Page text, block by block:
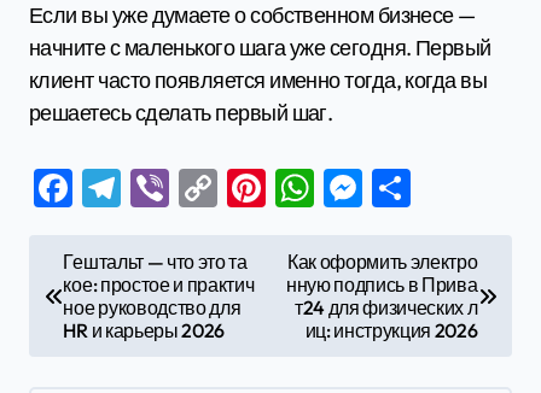
Если вы уже думаете о собственном бизнесе —
начните с маленького шага уже сегодня. Первый
клиент часто появляется именно тогда, когда вы
решаетесь сделать первый шаг.
Facebook
Telegram
ViberCopyPinterest
WhatsApp
Гештальт — что это та
кое: простое и практич
ное руководство для
HR и карьеры 2026
Как оформить электро
нную подпись в Прива
т24 для физических л
иц: инструкция 2026